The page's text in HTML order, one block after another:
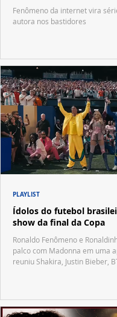
Fenômeno da internet vira
autora nos bastidores
Ídolos do futebol
show da final da Copa
Ronaldo Fenômeno e
palco com Madonna em uma
reuniu Shakira, Justin Bieber,
PLAYLIST